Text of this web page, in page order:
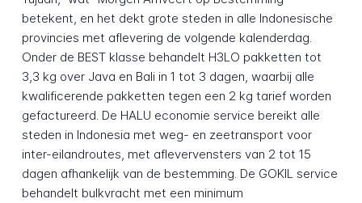
betekent, en het dekt grote steden in alle Indonesische
provincies met aflevering de volgende kalenderdag.
Onder de BEST klasse behandelt H3LO pakketten tot
3,3 kg over Java en Bali in 1 tot 3 dagen, waarbij alle
kwalificerende pakketten tegen een 2 kg tarief worden
gefactureerd. De HALU economie service bereikt alle
steden in Indonesia met weg- en zeetransport voor
inter-eilandroutes, met aflevervensters van 2 tot 15
dagen afhankelijk van de bestemming. De GOKIL service
behandelt bulkvracht met een minimum